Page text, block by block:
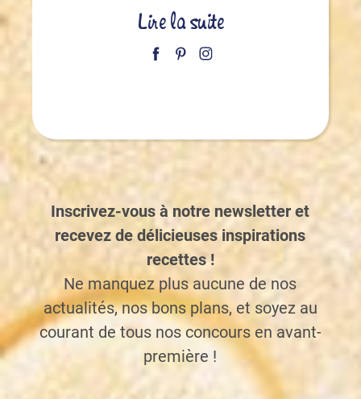
Lire la suite
Inscrivez-vous à notre newsletter et
recevez de délicieuses inspirations
recettes !
Ne manquez plus aucune de nos
actualités, nos bons plans, et soyez au
courant de tous nos concours en avant-
première !